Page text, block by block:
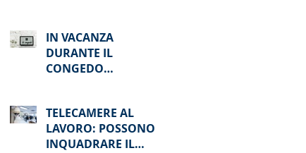
IN VACANZA
DURANTE IL
CONGEDO
LICENZIAMENTO
TELECAMERE AL
LAVORO: POSSONO
INQUADRARE IL